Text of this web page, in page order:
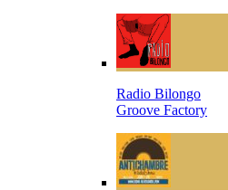
Radio Bilongo
Groove Factory